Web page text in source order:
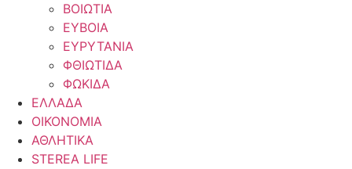
ΒΟΙΩΤΙΑ
ΕΥΒΟΙΑ
ΕΥΡΥΤΑΝΙΑ
ΦΘΙΩΤΙΔΑ
ΦΩΚΙΔΑ
ΕΛΛΑΔΑ
ΟΙΚΟΝΟΜΙΑ
ΑΘΛΗΤΙΚΑ
STEREA LIFE